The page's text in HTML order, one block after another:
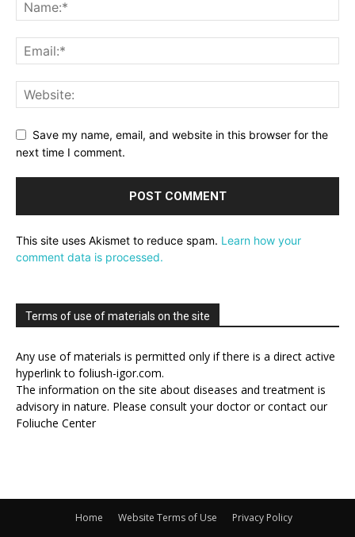
Save my name, email, and website in this browser for the
next time I comment.
This site uses Akismet to reduce spam. Learn how your
comment data is processed.
Terms of use of materials on the site
Any use of materials is permitted only if there is a direct active
hyperlink to foliush-igor.com.
The information on the site about diseases and treatment is
advisory in nature. Please consult your doctor or contact our
Foliuche Center
Home Website Terms of Use Privacy Policy